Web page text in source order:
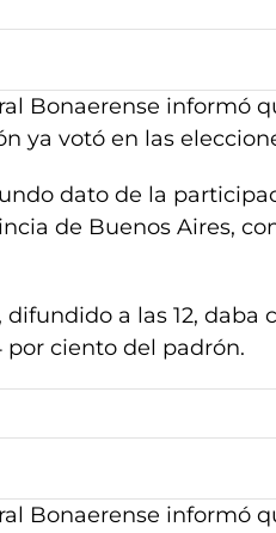
Bonaerense informó
ya votó en las
dato de la
de Buenos Aires,
difundido a las 12, daba
por ciento del padrón.
Bonaerense informó